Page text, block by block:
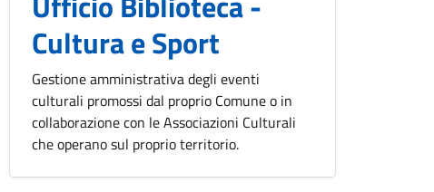
Cultura e Sport
Gestione amministrativa degli eventi
culturali promossi dal proprio Comune o in
collaborazione con le Associazioni Culturali
che operano sul proprio territorio.